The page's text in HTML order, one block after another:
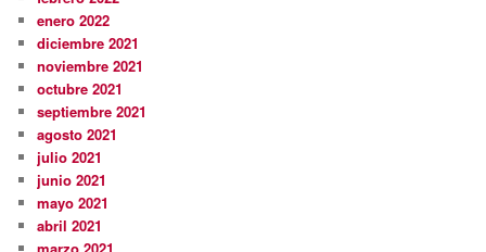
enero 2022
diciembre 2021
noviembre 2021
octubre 2021
septiembre 2021
agosto 2021
julio 2021
junio 2021
mayo 2021
abril 2021